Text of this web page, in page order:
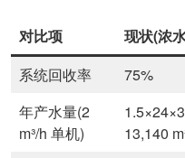
对比项 现状(浓
系统回收率
75%
年产水量(2
m³/h 单机)
13,140